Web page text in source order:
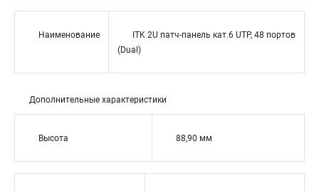
Наименование
ITK 2U патч-панель кат.6 UTP, 48 портов
(Dual)
Дополнительные характеристики
Высота 88,90 мм